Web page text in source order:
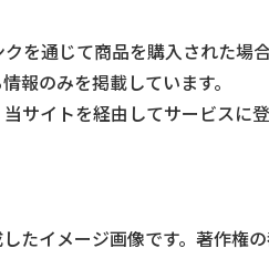
を通じて商品を購入された場
報のみを掲載しています。
サイトを経由してサービスに
たイメージ画像です。著作権